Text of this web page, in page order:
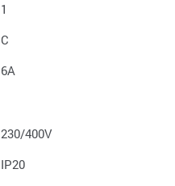
1
C
6A
230/400V
IP20